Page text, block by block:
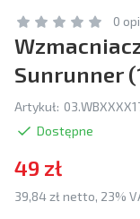
0
Sunrunner
Artykuł:
Dostępne
49 zł
39,84 zł netto, 23%